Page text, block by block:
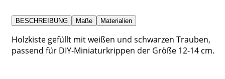
BESCHREIBUNG Maße Materialien
Holzkiste gefüllt mit weißen und schwarzen Trauben,
passend für DIY-Miniaturkrippen der Größe 12-14 cm.